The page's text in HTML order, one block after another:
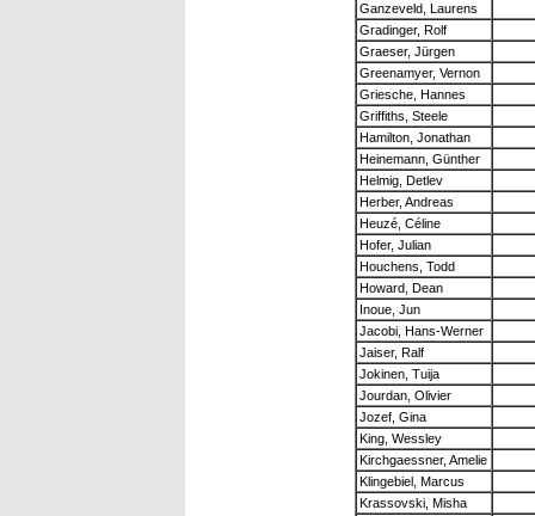
Ganzeveld, Laurens
Gradinger, Rolf
Graeser, Jürgen
Greenamyer, Vernon
Griesche, Hannes
Griffiths, Steele
Hamilton, Jonathan
Heinemann, Günther
Helmig, Detlev
Herber, Andreas
Heuzé, Céline
Hofer, Julian
Houchens, Todd
Howard, Dean
Inoue, Jun
Jacobi, Hans-Werner
Jaiser, Ralf
Jokinen, Tuija
Jourdan, Olivier
Jozef, Gina
King, Wessley
Kirchgaessner, Amelie
Klingebiel, Marcus
Krassovski, Misha